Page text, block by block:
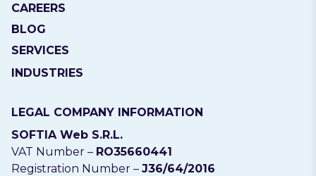
CAREERS
BLOG
SERVICES
INDUSTRIES
LEGAL COMPANY INFORMATION
SOFTIA Web S.R.L.
VAT Number – RO35660441
Registration Number – J36/64/2016